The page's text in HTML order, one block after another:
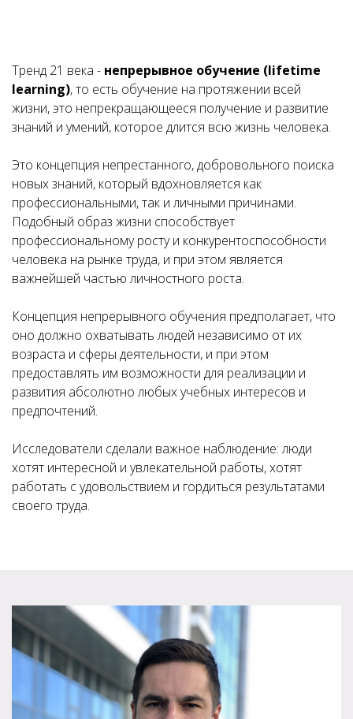
Тренд 21 века - непрерывное обучение (lifetime
learning), то есть обучение на протяжении всей
жизни, это непрекращающееся получение и развитие
знаний и умений, которое длится всю жизнь человека.
Это концепция непрестанного, добровольного поиска
новых знаний, который вдохновляется как
профессиональными, так и личными причинами.
Подобный образ жизни способствует
профессиональному росту и конкурентоспособности
человека на рынке труда, и при этом является
важнейшей частью личностного роста.
Концепция непрерывного обучения предполагает, что
оно должно охватывать людей независимо от их
возраста и сферы деятельности, и при этом
предоставлять им возможности для реализации и
развития абсолютно любых учебных интересов и
предпочтений.
Исследователи сделали важное наблюдение: люди
хотят интересной и увлекательной работы, хотят
работать с удовольствием и гордиться результатами
своего труда.